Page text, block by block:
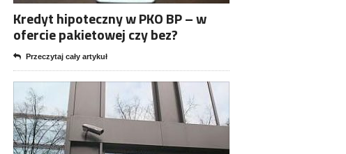
Kredyt hipoteczny w PKO BP – w
ofercie pakietowej czy bez?
Przeczytaj cały artykuł